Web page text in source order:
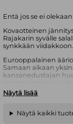
Entä jos se ei
Kovaotteinen
Rajakarin syvälle
synkkään viidakkoon.
Eurooppalainen
Samaan aikaan
kansanedustajan
maailmanjärjestystä
antamattoman
rikosylikonstaapeli
Näytä lisää
Näytä kaikki